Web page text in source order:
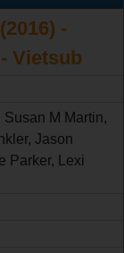
-
Vietsub
Susan M Martin,
Jason
Parker, Lexi